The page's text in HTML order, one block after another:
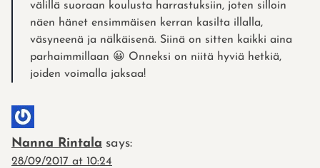
välillä suoraan koulusta harrastuksiin, joten silloin
näen hänet ensimmäisen kerran kasilta illalla,
väsyneenä ja nälkäisenä. Siinä on sitten kaikki aina
parhaimmillaan 😀 Onneksi on niitä hyviä hetkiä,
joiden voimalla jaksaa!
Nanna Rintala says:
28/09/2017 at 10:24